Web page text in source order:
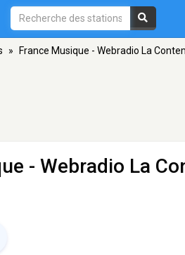
» France Musique - Webradio La
- Webradio La